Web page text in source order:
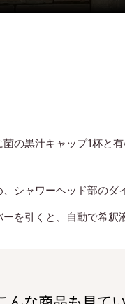
の黒汁キャップ1杯と
シャワーヘッド部のダ
を引くと、自動で希釈